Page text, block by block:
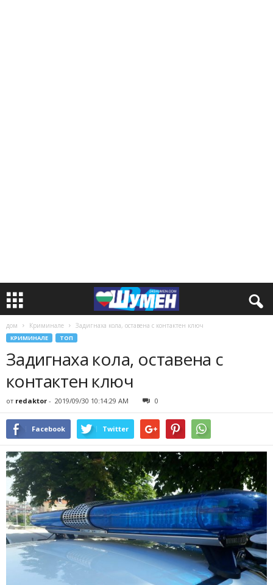
дом Криминале Задигнаха кола, оставена с контактен ключ
КРИМИНАЛЕ ТОП
Задигнаха кола, оставена с
контактен ключ
от redaktor - 2019/09/30 10:14:29 AM 0
Facebook Twitter